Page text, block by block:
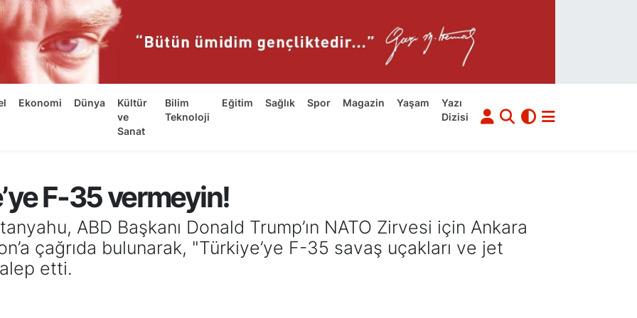
Ekonomi Dünya
Kültür
ve
Sanat
Bilim
Teknoloji
Eğitim Sağlık Spor Magazin Yaşam
Yazı
Dizisi
F-35 vermeyin!
ABD Başkanı Donald Trump’ın NATO Zirvesi için Ankara
çağrıda bulunarak, "Türkiye’ye F-35 savaş uçakları ve jet
etti.